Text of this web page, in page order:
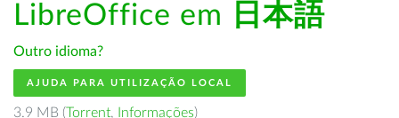
LibreOffice em
日本語
Outro idioma?
AJUDA PARA UTILIZAÇÃO LOCAL
3.9 MB (Torrent, Informações)